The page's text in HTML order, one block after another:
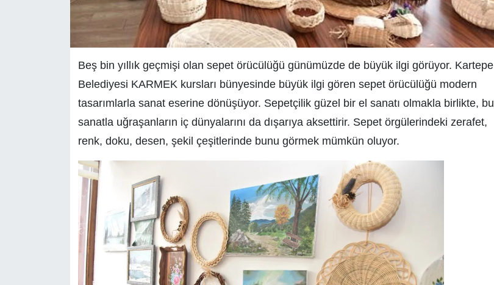
Beş bin yıllık geçmişi olan sepet örücülüğü günümüzde de büyük ilgi görüyor. Kartepe
Belediyesi KARMEK kursları bünyesinde büyük ilgi gören sepet örücülüğü modern
tasarımlarla sanat eserine dönüşüyor. Sepetçilik güzel bir el sanatı olmakla birlikte, bu
sanatla uğraşanların iç dünyalarını da dışarıya aksettirir. Sepet örgülerindeki zerafet,
renk, doku, desen, şekil çeşitlerinde bunu görmek mümkün oluyor.